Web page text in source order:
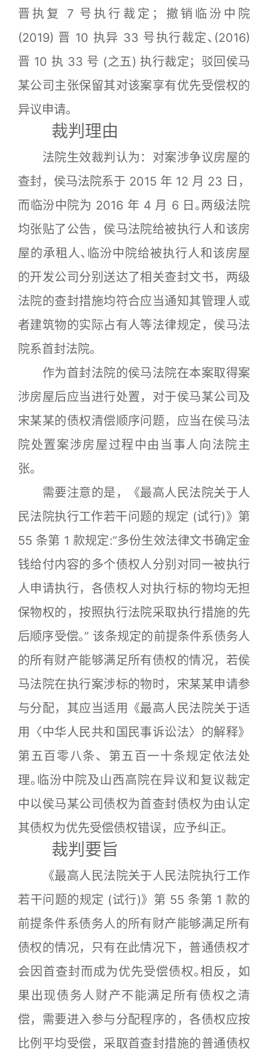
晋执复 7 号执行裁定；撤销临汾中院
(2019) 晋 10 执异 33 号执行裁定､(2016)
晋 10 执 33 号 (之五) 执行裁定；驳回侯马
某公司主张保留其对该案享有优先受偿权的
异议申请｡
裁判理由
法院生效裁判认为：对案涉争议房屋的
查封，侯马法院系于 2015 年 12 月 23 日，
而临汾中院为 2016 年 4 月 6 日｡两级法院
均张贴了公告，侯马法院给被执行人和该房
屋的承租人､临汾中院给被执行人和该房屋
的开发公司分别送达了相关查封文书，两级
法院的查封措施均符合应当通知其管理人或
者建筑物的实际占有人等法律规定，侯马法
院系首封法院｡
作为首封法院的侯马法院在本案取得案
涉房屋后应当进行处置，对于侯马某公司及
宋某某的债权清偿顺序问题，应当在侯马法
院处置案涉房屋过程中由当事人向法院主
张｡
需要注意的是，《最高人民法院关于人
民法院执行工作若干问题的规定 (试行)》第
55 条第 1 款规定:“多份生效法律文书确定金
钱给付内容的多个债权人分别对同一被执行
人申请执行，各债权人对执行标的物均无担
保物权的，按照执行法院采取执行措施的先
后顺序受偿｡” 该条规定的前提条件系债务人
的所有财产能够满足所有债权的情况，若侯
马法院在执行案涉标的物时，宋某某申请参
与分配，其应当适用《最高人民法院关于适
用〈中华人民共和国民事诉讼法〉的解释》
第五百零八条、第五百一十条规定依法处
理｡临汾中院及山西高院在异议和复议裁定
中以侯马某公司债权为首查封债权为由认定
其债权为优先受偿债权错误，应予纠正｡
裁判要旨
《最高人民法院关于人民法院执行工作
若干问题的规定 (试行)》第 55 条第 1 款的
前提条件系债务人的所有财产能够满足所有
债权的情况，只有在此情况下，普通债权才
会因首查封而成为优先受偿债权｡相反，如
果出现债务人财产不能满足所有债权之清
偿，需要进入参与分配程序的，各债权应按
比例平均受偿，采取首查封措施的普通债权